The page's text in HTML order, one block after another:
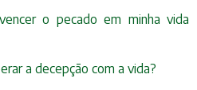
o pecado em minha vida
a decepção com a vida?